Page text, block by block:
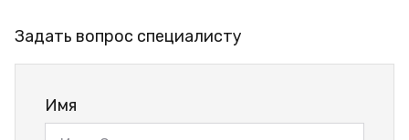
Задать вопрос специалисту
Имя